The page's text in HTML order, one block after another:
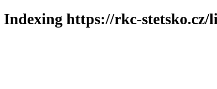
Indexing https://rkc-stetsko.cz/